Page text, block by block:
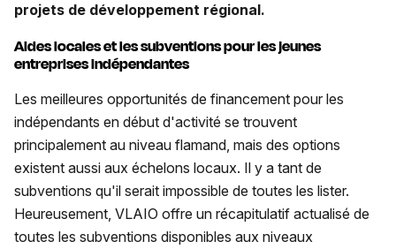
projets de développement régional.
Aides locales et les subventions pour les jeunes
entreprises indépendantes
Les meilleures opportunités de financement pour les
indépendants en début d'activité se trouvent
principalement au niveau flamand, mais des options
existent aussi aux échelons locaux. Il y a tant de
subventions qu'il serait impossible de toutes les lister.
Heureusement, VLAIO offre un récapitulatif actualisé de
toutes les subventions disponibles aux niveaux